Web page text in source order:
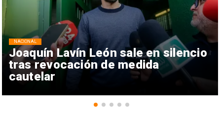
Joaquín Lavín León sale en silencio
tras revocación de medida
cautelar
NACIONAL